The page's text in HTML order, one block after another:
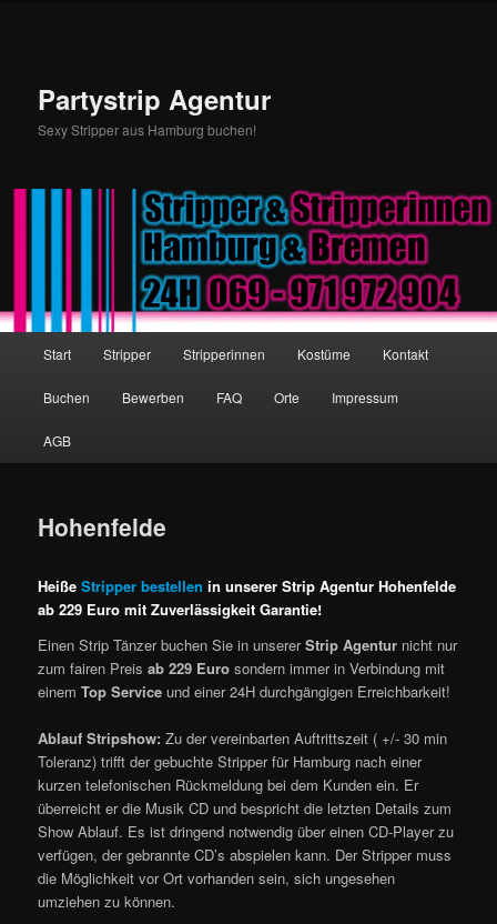
Partystrip Agentur
Sexy Stripper aus Hamburg buchen!
Zum Inhalt wechseln
Zum sekundären Inhalt wechseln
Start Stripper Stripperinnen Kostüme Kontakt
Buchen Bewerben FAQ Orte Impressum
AGB
Hohenfelde
HeißeStripper bestellen in unserer Strip Agentur Hohenfelde
ab 229 Euro mit Zuverlässigkeit Garantie!
Einen Strip Tänzer buchen Sie in unsererStrip Agentur nicht nur
zum fairen Preisab 229 Euro sondern immer in Verbindung mit
einemTop Service und einer 24H durchgängigen Erreichbarkeit!
Ablauf Stripshow: Zu der vereinbarten Auftrittszeit ( +/- 30 min
Toleranz) trifft der gebuchte Stripper für Hamburg nach einer
kurzen telefonischen Rückmeldung bei dem Kunden ein. Er
überreicht er die Musik CD und bespricht die letzten Details zum
Show Ablauf. Es ist dringend notwendig über einen CD-Player zu
verfügen, der gebrannte CD’s abspielen kann. Der Stripper muss
die Möglichkeit vor Ort vorhanden sein, sich ungesehen
umziehen zu können.